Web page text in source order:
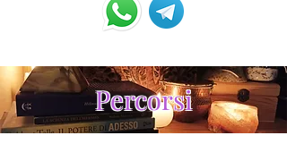
Percorsi